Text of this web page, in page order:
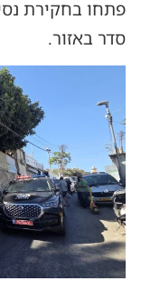
פתחו בחקירת
סדר באזור.